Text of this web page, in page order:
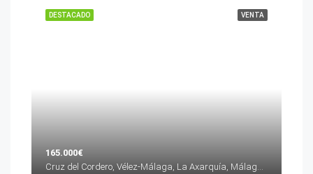
VENTA
DESTACADO
165.000€
Cruz del Cordero, Vélez-Málaga, La Axarquía, Málaga, Andalucía, 29700, España